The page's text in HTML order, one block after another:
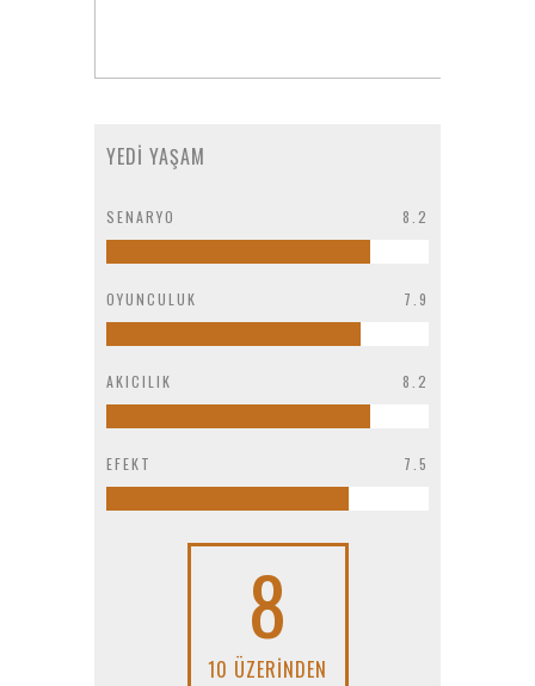
YEDI YAŞAM
SENARYO 8.2
OYUNCULUK 7.9
AKICILIK 8.2
EFEKT 7.5
8
10 ÜZERINDEN